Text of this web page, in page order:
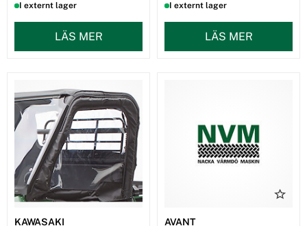
I externt lager
LÄS MER
I externt lager
LÄS MER
KAWASAKI
AVANT